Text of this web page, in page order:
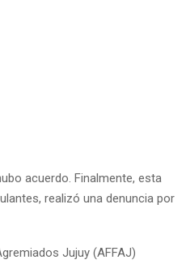
acuerdo. Finalmente, esta
realizó una denuncia por
Jujuy (AFFAJ)